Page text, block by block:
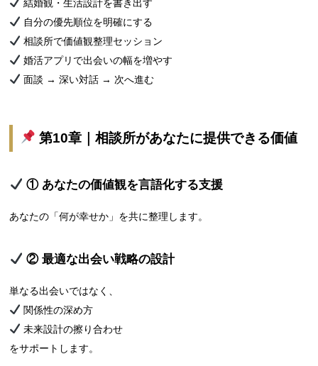
結婚観・生活設計を書き出す
自分の優先順位を明確にする
相談所で価値観整理セッション
婚活アプリで出会いの幅を増やす
面談 → 深い対話 → 次へ進む
第10章｜相談所があなたに提供できる価値
① あなたの価値観を言語化する支援
あなたの「何が幸せか」を共に整理します。
② 最適な出会い戦略の設計
単なる出会いではなく、
関係性の深め方
未来設計の擦り合わせ
をサポートします。